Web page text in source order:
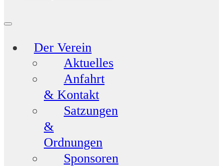
Der Verein
Aktuelles
Anfahrt
& Kontakt
Satzungen
&
Ordnungen
Sponsoren